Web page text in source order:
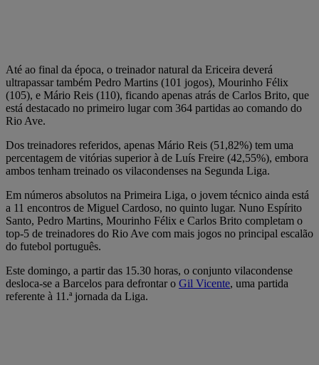
Até ao final da época, o treinador natural da Ericeira deverá
ultrapassar também Pedro Martins (101 jogos), Mourinho Félix
(105), e Mário Reis (110), ficando apenas atrás de Carlos Brito, que
está destacado no primeiro lugar com 364 partidas ao comando do
Rio Ave.
Dos treinadores referidos, apenas Mário Reis (51,82%) tem uma
percentagem de vitórias superior à de Luís Freire (42,55%), embora
ambos tenham treinado os vilacondenses na Segunda Liga.
Em números absolutos na Primeira Liga, o jovem técnico ainda está
a 11 encontros de Miguel Cardoso, no quinto lugar. Nuno Espírito
Santo, Pedro Martins, Mourinho Félix e Carlos Brito completam o
top-5 de treinadores do Rio Ave com mais jogos no principal escalão
do futebol português.
Este domingo, a partir das 15.30 horas, o conjunto vilacondense
desloca-se a Barcelos para defrontar o Gil Vicente, uma partida
referente à 11.ª jornada da Liga.